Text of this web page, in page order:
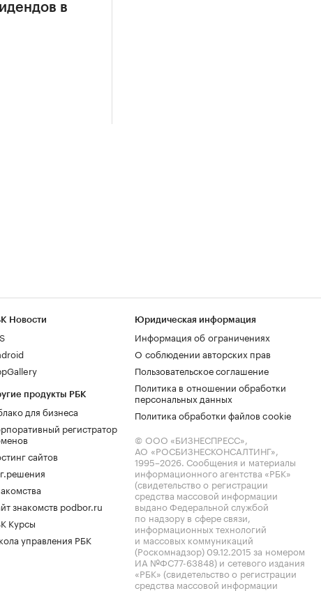
в
Новости
продукты РБК
для бизнеса
регистратор
сайтов
знакомств podbor.ru
Курсы
управления РБК
Юридическая информация
Информация об ограничениях
О соблюдении авторских прав
Пользовательское соглашение
Политика в отношении обработки
персональных данных
Политика обработки файлов cookie
© ООО «БИЗНЕСПРЕСС»,
АО «РОСБИЗНЕСКОНСАЛТИНГ»,
1995–2026. Сообщения и материалы
информационного агентства «РБК»
(свидетельство о регистрации
средства массовой информации
выдано Федеральной службой
по надзору в сфере связи,
информационных технологий
и массовых коммуникаций
(Роскомнадзор) 09.12.2015 за номером
ИА №ФС77-63848) и сетевого издания
«РБК» (свидетельство о регистрации
средства массовой информации